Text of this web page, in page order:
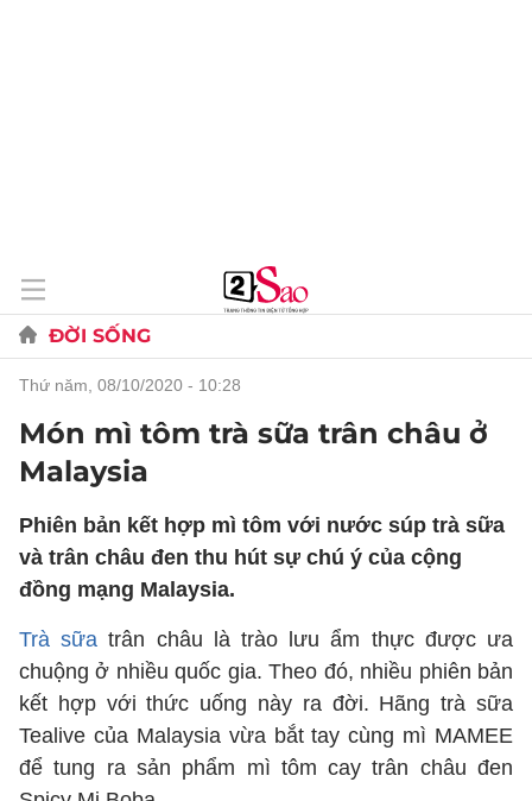
ĐỜI SỐNG
thứ năm, 08/10/2020 - 10:28
Món mì tôm trà sữa trân châu ở
Malaysia
Phiên bản kết hợp mì tôm với nước súp trà sữa
và trân châu đen thu hút sự chú ý của cộng
đồng mạng Malaysia.
Trà sữa trân châu là trào lưu ẩm thực được ưa
chuộng ở nhiều quốc gia. Theo đó, nhiều phiên bản
kết hợp với thức uống này ra đời. Hãng trà sữa
Tealive của Malaysia vừa bắt tay cùng mì MAMEE
để tung ra sản phẩm mì tôm cay trân châu đen